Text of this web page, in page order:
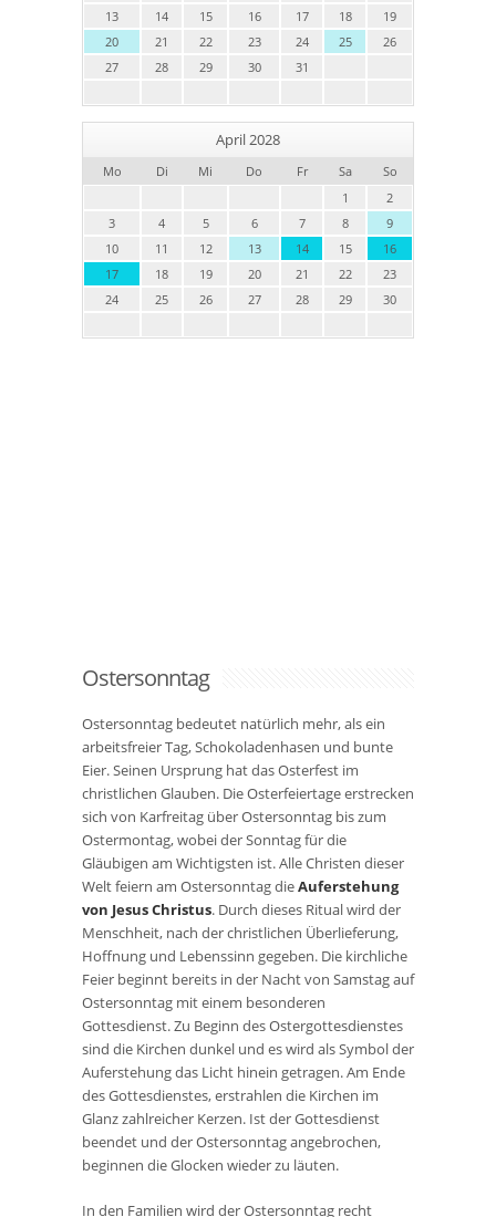
13
14 15 16 17 18
19
20
21 22 23 24 25
26
27
28 29 30 31
April 2028
Mo Di Mi Do Fr Sa
So
1
2
3
4 5 6 7 8
9
10
11 12 13 14 15
16
17
18 19 20 21 22
23
24
25 26 27 28 29 30
Ostersonntag
Ostersonntag bedeutet natürlich mehr, als ein
arbeitsfreier Tag, Schokoladenhasen und bunte
Eier. Seinen Ursprung hat das Osterfest im
christlichen Glauben. Die Osterfeiertage erstrecken
sich von Karfreitag über Ostersonntag bis zum
Ostermontag, wobei der Sonntag für die
Gläubigen am Wichtigsten ist. Alle Christen dieser
Welt feiern am Ostersonntag dieAuferstehung
von Jesus Christus. Durch dieses Ritual wird der
Menschheit, nach der christlichen Überlieferung,
Hoffnung und Lebenssinn gegeben. Die kirchliche
Feier beginnt bereits in der Nacht von Samstag auf
Ostersonntag mit einem besonderen
Gottesdienst. Zu Beginn des Ostergottesdienstes
sind die Kirchen dunkel und es wird als Symbol der
Auferstehung das Licht hinein getragen. Am Ende
des Gottesdienstes, erstrahlen die Kirchen im
Glanz zahlreicher Kerzen. Ist der Gottesdienst
beendet und der Ostersonntag angebrochen,
beginnen die Glocken wieder zu läuten.
In den Familien wird der Ostersonntag recht